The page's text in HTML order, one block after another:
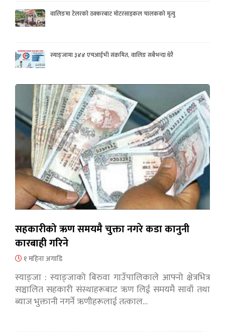
वालिङमा टेलरको ठक्करबाट मोटरसाइकल चालकको मृत्यु
स्याङ्जामा ३४४ एचआईभी संक्रमित, वालिङ सबैभन्दा धेरै
सहकारीको ऋण समयमै चुक्ता नगरे कडा कानुनी
कारबाही गरिने
१ महिना अगाडि
स्याङ्जा : स्याङ्जाको बिरुवा गाउँपालिकाले आफ्नो क्षेत्रभित्र
सञ्चालित सहकारी संस्थाहरूबाट ऋण लिई समयमै सावाँ तथा
ब्याज भुक्तानी नगर्ने ऋणीहरूलाई तत्काल…